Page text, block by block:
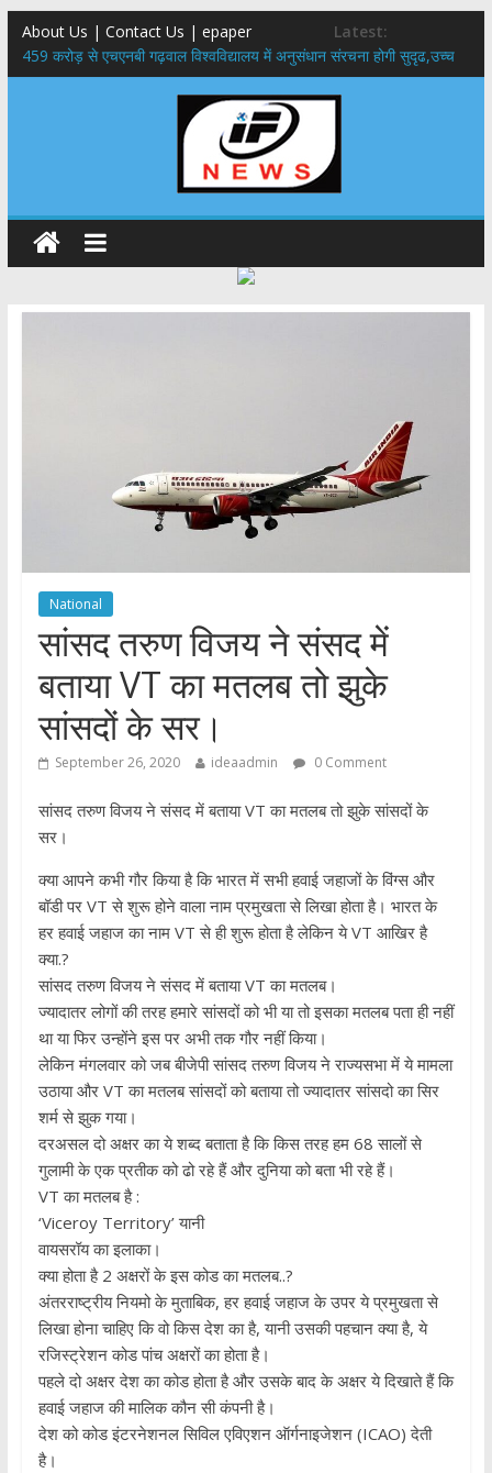
About Us | Contact Us | epaper
Latest:
459 करोड़ से एचएनबी गढ़वाल विश्वविद्यालय में अनुसंधान संरचना होगी सुदृढ,उच्च
शिक्षा मंत्री धन सिंह रावत ने नवनियुक्त केन्द्रीय शिक्षा मंत्री से की मुलाकात
राष्ट्रीय हथकरघा दिवस पर मुख्यमंत्री धामी ने उत्कृष्ट बुनकरों और हस्तशिल्प
​धामी कैबिनेट का बड़ा फैसला: पशुपालकों को 60% तक सब्सिडी, गंगा एक्सप्रेसवे का
​हरिद्वार से वीरभद्र (ऋषिकेश) तक निकली BJYM की भव्य कांवड़ यात्रा; तेजस्वी
सूर्या ने की देश व प्रदेशवासियों के कल्याण की कामना
24×7 अलर्ट मोड में रहें अधिकारी-मुख्य सचिव मानसून-एसईओसी से मुख्य सचिव ने
की विस्तृत समीक्षा कहा-बंद सड़कों को शीघ्र खोला जाए, लोगों को न हो दिक्कत
National
सांसद तरुण विजय ने संसद में
बताया VT का मतलब तो झुके
सांसदों के सर।
September 26, 2020 ideaadmin 0 Comment
सांसद तरुण विजय ने संसद में बताया VT का मतलब तो झुके सांसदों के
सर।
क्या आपने कभी गौर किया है कि भारत में सभी हवाई जहाजों के विंग्स और
बॉडी पर VT से शुरू होने वाला नाम प्रमुखता से लिखा होता है। भारत के
हर हवाई जहाज का नाम VT से ही शुरू होता है लेकिन ये VT आखिर है
क्या.?
सांसद तरुण विजय ने संसद में बताया VT का मतलब।
ज्यादातर लोगों की तरह हमारे सांसदों को भी या तो इसका मतलब पता ही नहीं
था या फिर उन्होंने इस पर अभी तक गौर नहीं किया।
लेकिन मंगलवार को जब बीजेपी सांसद तरुण विजय ने राज्यसभा में ये मामला
उठाया और VT का मतलब सांसदों को बताया तो ज्यादातर सांसदो का सिर
शर्म से झुक गया।
दरअसल दो अक्षर का ये शब्द बताता है कि किस तरह हम 68 सालों से
गुलामी के एक प्रतीक को ढो रहे हैं और दुनिया को बता भी रहे हैं।
VT का मतलब है :
‘Viceroy Territory’ यानी
वायसरॉय का इलाका।
क्या होता है 2 अक्षरों के इस कोड का मतलब..?
अंतरराष्ट्रीय नियमो के मुताबिक, हर हवाई जहाज के उपर ये प्रमुखता से
लिखा होना चाहिए कि वो किस देश का है, यानी उसकी पहचान क्या है, ये
रजिस्ट्रेशन कोड पांच अक्षरों का होता है।
पहले दो अक्षर देश का कोड होता है और उसके बाद के अक्षर ये दिखाते हैं कि
हवाई जहाज की मालिक कौन सी कंपनी है।
देश को कोड इंटरनेशनल सिव‍िल एविएशन ऑर्गनाइजेशन (ICAO) देती
है।